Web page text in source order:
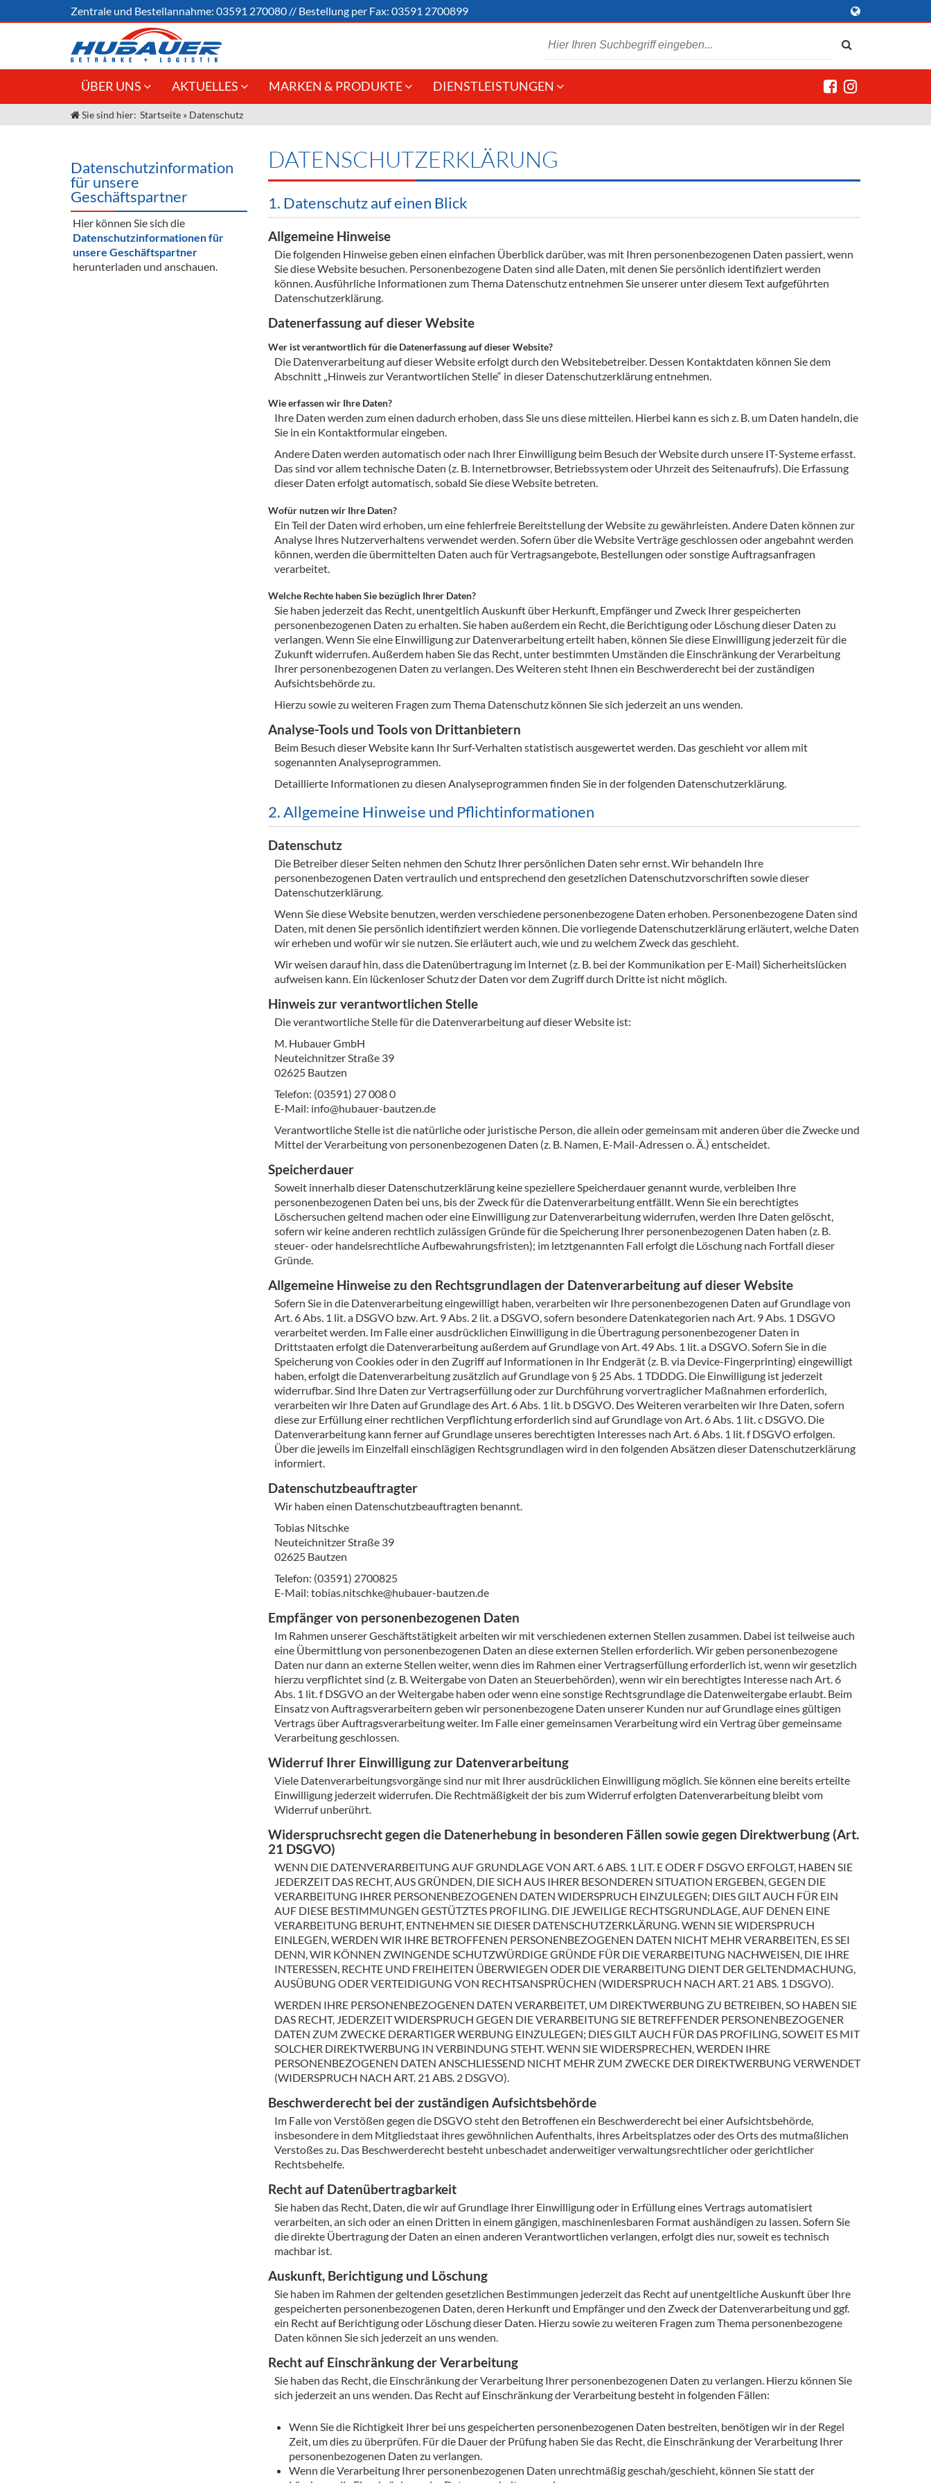
Zentrale und Bestellannahme: 03591 270080 // Bestellung per Fax: 03591 2700899
ÜBER UNS
Jobs
Unser Team
Kontakt
AKTUELLES
Angebote Gastronomie &
Innovation - Die Neue Art des
Bierzapfens "DroughtMaster"
Neuigkeiten
Termine
MARKEN & PRODUKTE
Spirituosen
Bier
Fassbier + Zubehör
Alkoholfreie Getränke
Öle & Küchenartikel
Kaffee
Barzubehör
Equipment
Verpackung
Hygieneartikel & Desinfektion
DIENSTLEISTUNGEN
Fremddienstleistungen
Sie sind hier: Startseite » Datenschutz
DATENSCHUTZERKLÄRUNG
1. Datenschutz auf einen Blick
Allgemeine Hinweise
Die folgenden Hinweise geben einen einfachen Überblick darüber, was mit Ihren personenbezogenen Daten passiert, wenn
Sie diese Website besuchen. Personenbezogene Daten sind alle Daten, mit denen Sie persönlich identifiziert werden
können. Ausführliche Informationen zum Thema Datenschutz entnehmen Sie unserer unter diesem Text aufgeführten
Datenschutzerklärung.
Datenerfassung auf dieser Website
Wer ist verantwortlich für die Datenerfassung auf dieser Website?
Die Datenverarbeitung auf dieser Website erfolgt durch den Websitebetreiber. Dessen Kontaktdaten können Sie dem
Abschnitt „Hinweis zur Verantwortlichen Stelle“ in dieser Datenschutzerklärung entnehmen.
Wie erfassen wir Ihre Daten?
Ihre Daten werden zum einen dadurch erhoben, dass Sie uns diese mitteilen. Hierbei kann es sich z. B. um Daten handeln, die
Sie in ein Kontaktformular eingeben.
Andere Daten werden automatisch oder nach Ihrer Einwilligung beim Besuch der Website durch unsere IT-Systeme erfasst.
Das sind vor allem technische Daten (z. B. Internetbrowser, Betriebssystem oder Uhrzeit des Seitenaufrufs). Die Erfassung
dieser Daten erfolgt automatisch, sobald Sie diese Website betreten.
Wofür nutzen wir Ihre Daten?
Ein Teil der Daten wird erhoben, um eine fehlerfreie Bereitstellung der Website zu gewährleisten. Andere Daten können zur
Analyse Ihres Nutzerverhaltens verwendet werden. Sofern über die Website Verträge geschlossen oder angebahnt werden
können, werden die übermittelten Daten auch für Vertragsangebote, Bestellungen oder sonstige Auftragsanfragen
verarbeitet.
Welche Rechte haben Sie bezüglich Ihrer Daten?
Sie haben jederzeit das Recht, unentgeltlich Auskunft über Herkunft, Empfänger und Zweck Ihrer gespeicherten
personenbezogenen Daten zu erhalten. Sie haben außerdem ein Recht, die Berichtigung oder Löschung dieser Daten zu
verlangen. Wenn Sie eine Einwilligung zur Datenverarbeitung erteilt haben, können Sie diese Einwilligung jederzeit für die
Zukunft widerrufen. Außerdem haben Sie das Recht, unter bestimmten Umständen die Einschränkung der Verarbeitung
Ihrer personenbezogenen Daten zu verlangen. Des Weiteren steht Ihnen ein Beschwerderecht bei der zuständigen
Aufsichtsbehörde zu.
Hierzu sowie zu weiteren Fragen zum Thema Datenschutz können Sie sich jederzeit an uns wenden.
Analyse-Tools und Tools von Dritt­anbietern
Beim Besuch dieser Website kann Ihr Surf-Verhalten statistisch ausgewertet werden. Das geschieht vor allem mit
sogenannten Analyseprogrammen.
Detaillierte Informationen zu diesen Analyseprogrammen finden Sie in der folgenden Datenschutzerklärung.
2. Allgemeine Hinweise und Pflicht­informationen
Datenschutz
Die Betreiber dieser Seiten nehmen den Schutz Ihrer persönlichen Daten sehr ernst. Wir behandeln Ihre
personenbezogenen Daten vertraulich und entsprechend den gesetzlichen Datenschutzvorschriften sowie dieser
Datenschutzerklärung.
Wenn Sie diese Website benutzen, werden verschiedene personenbezogene Daten erhoben. Personenbezogene Daten sind
Daten, mit denen Sie persönlich identifiziert werden können. Die vorliegende Datenschutzerklärung erläutert, welche Daten
wir erheben und wofür wir sie nutzen. Sie erläutert auch, wie und zu welchem Zweck das geschieht.
Wir weisen darauf hin, dass die Datenübertragung im Internet (z. B. bei der Kommunikation per E-Mail) Sicherheitslücken
aufweisen kann. Ein lückenloser Schutz der Daten vor dem Zugriff durch Dritte ist nicht möglich.
Hinweis zur verantwortlichen Stelle
Die verantwortliche Stelle für die Datenverarbeitung auf dieser Website ist:
M. Hubauer GmbH
Neuteichnitzer Straße 39
02625 Bautzen
Telefon: (03591) 27 008 0
E-Mail: info@hubauer-bautzen.de
Verantwortliche Stelle ist die natürliche oder juristische Person, die allein oder gemeinsam mit anderen über die Zwecke und
Mittel der Verarbeitung von personenbezogenen Daten (z. B. Namen, E-Mail-Adressen o. Ä.) entscheidet.
Speicherdauer
Soweit innerhalb dieser Datenschutzerklärung keine speziellere Speicherdauer genannt wurde, verbleiben Ihre
personenbezogenen Daten bei uns, bis der Zweck für die Datenverarbeitung entfällt. Wenn Sie ein berechtigtes
Löschersuchen geltend machen oder eine Einwilligung zur Datenverarbeitung widerrufen, werden Ihre Daten gelöscht,
sofern wir keine anderen rechtlich zulässigen Gründe für die Speicherung Ihrer personenbezogenen Daten haben (z. B.
steuer- oder handelsrechtliche Aufbewahrungsfristen); im letztgenannten Fall erfolgt die Löschung nach Fortfall dieser
Gründe.
Allgemeine Hinweise zu den Rechtsgrundlagen der Datenverarbeitung auf dieser Website
Sofern Sie in die Datenverarbeitung eingewilligt haben, verarbeiten wir Ihre personenbezogenen Daten auf Grundlage von
Art. 6 Abs. 1 lit. a DSGVO bzw. Art. 9 Abs. 2 lit. a DSGVO, sofern besondere Datenkategorien nach Art. 9 Abs. 1 DSGVO
verarbeitet werden. Im Falle einer ausdrücklichen Einwilligung in die Übertragung personenbezogener Daten in
Drittstaaten erfolgt die Datenverarbeitung außerdem auf Grundlage von Art. 49 Abs. 1 lit. a DSGVO. Sofern Sie in die
Speicherung von Cookies oder in den Zugriff auf Informationen in Ihr Endgerät (z. B. via Device-Fingerprinting) eingewilligt
haben, erfolgt die Datenverarbeitung zusätzlich auf Grundlage von § 25 Abs. 1 TDDDG. Die Einwilligung ist jederzeit
widerrufbar. Sind Ihre Daten zur Vertragserfüllung oder zur Durchführung vorvertraglicher Maßnahmen erforderlich,
verarbeiten wir Ihre Daten auf Grundlage des Art. 6 Abs. 1 lit. b DSGVO. Des Weiteren verarbeiten wir Ihre Daten, sofern
diese zur Erfüllung einer rechtlichen Verpflichtung erforderlich sind auf Grundlage von Art. 6 Abs. 1 lit. c DSGVO. Die
Datenverarbeitung kann ferner auf Grundlage unseres berechtigten Interesses nach Art. 6 Abs. 1 lit. f DSGVO erfolgen.
Über die jeweils im Einzelfall einschlägigen Rechtsgrundlagen wird in den folgenden Absätzen dieser Datenschutzerklärung
informiert.
Datenschutz­beauftragter
Wir haben einen Datenschutzbeauftragten benannt.
Tobias Nitschke
Neuteichnitzer Straße 39
02625 Bautzen
Telefon: (03591) 2700825
E-Mail: tobias.nitschke@hubauer-bautzen.de
Empfänger von personenbezogenen Daten
Im Rahmen unserer Geschäftstätigkeit arbeiten wir mit verschiedenen externen Stellen zusammen. Dabei ist teilweise auch
eine Übermittlung von personenbezogenen Daten an diese externen Stellen erforderlich. Wir geben personenbezogene
Daten nur dann an externe Stellen weiter, wenn dies im Rahmen einer Vertragserfüllung erforderlich ist, wenn wir gesetzlich
hierzu verpflichtet sind (z. B. Weitergabe von Daten an Steuerbehörden), wenn wir ein berechtigtes Interesse nach Art. 6
Abs. 1 lit. f DSGVO an der Weitergabe haben oder wenn eine sonstige Rechtsgrundlage die Datenweitergabe erlaubt. Beim
Einsatz von Auftragsverarbeitern geben wir personenbezogene Daten unserer Kunden nur auf Grundlage eines gültigen
Vertrags über Auftragsverarbeitung weiter. Im Falle einer gemeinsamen Verarbeitung wird ein Vertrag über gemeinsame
Verarbeitung geschlossen.
Widerruf Ihrer Einwilligung zur Datenverarbeitung
Viele Datenverarbeitungsvorgänge sind nur mit Ihrer ausdrücklichen Einwilligung möglich. Sie können eine bereits erteilte
Einwilligung jederzeit widerrufen. Die Rechtmäßigkeit der bis zum Widerruf erfolgten Datenverarbeitung bleibt vom
Widerruf unberührt.
Widerspruchsrecht gegen die Datenerhebung in besonderen Fällen sowie gegen Direktwerbung (Art.
21 DSGVO)
WENN DIE DATENVERARBEITUNG AUF GRUNDLAGE VON ART. 6 ABS. 1 LIT. E ODER F DSGVO ERFOLGT, HABEN SIE
JEDERZEIT DAS RECHT, AUS GRÜNDEN, DIE SICH AUS IHRER BESONDEREN SITUATION ERGEBEN, GEGEN DIE
VERARBEITUNG IHRER PERSONENBEZOGENEN DATEN WIDERSPRUCH EINZULEGEN; DIES GILT AUCH FÜR EIN
AUF DIESE BESTIMMUNGEN GESTÜTZTES PROFILING. DIE JEWEILIGE RECHTSGRUNDLAGE, AUF DENEN EINE
VERARBEITUNG BERUHT, ENTNEHMEN SIE DIESER DATENSCHUTZERKLÄRUNG. WENN SIE WIDERSPRUCH
EINLEGEN, WERDEN WIR IHRE BETROFFENEN PERSONENBEZOGENEN DATEN NICHT MEHR VERARBEITEN, ES SEI
DENN, WIR KÖNNEN ZWINGENDE SCHUTZWÜRDIGE GRÜNDE FÜR DIE VERARBEITUNG NACHWEISEN, DIE IHRE
INTERESSEN, RECHTE UND FREIHEITEN ÜBERWIEGEN ODER DIE VERARBEITUNG DIENT DER GELTENDMACHUNG,
AUSÜBUNG ODER VERTEIDIGUNG VON RECHTSANSPRÜCHEN (WIDERSPRUCH NACH ART. 21 ABS. 1 DSGVO).
WERDEN IHRE PERSONENBEZOGENEN DATEN VERARBEITET, UM DIREKTWERBUNG ZU BETREIBEN, SO HABEN SIE
DAS RECHT, JEDERZEIT WIDERSPRUCH GEGEN DIE VERARBEITUNG SIE BETREFFENDER PERSONENBEZOGENER
DATEN ZUM ZWECKE DERARTIGER WERBUNG EINZULEGEN; DIES GILT AUCH FÜR DAS PROFILING, SOWEIT ES MIT
SOLCHER DIREKTWERBUNG IN VERBINDUNG STEHT. WENN SIE WIDERSPRECHEN, WERDEN IHRE
PERSONENBEZOGENEN DATEN ANSCHLIESSEND NICHT MEHR ZUM ZWECKE DER DIREKTWERBUNG VERWENDET
(WIDERSPRUCH NACH ART. 21 ABS. 2 DSGVO).
Beschwerde­recht bei der zuständigen Aufsichts­behörde
Im Falle von Verstößen gegen die DSGVO steht den Betroffenen ein Beschwerderecht bei einer Aufsichtsbehörde,
insbesondere in dem Mitgliedstaat ihres gewöhnlichen Aufenthalts, ihres Arbeitsplatzes oder des Orts des mutmaßlichen
Verstoßes zu. Das Beschwerderecht besteht unbeschadet anderweitiger verwaltungsrechtlicher oder gerichtlicher
Rechtsbehelfe.
Recht auf Daten­übertrag­barkeit
Sie haben das Recht, Daten, die wir auf Grundlage Ihrer Einwilligung oder in Erfüllung eines Vertrags automatisiert
verarbeiten, an sich oder an einen Dritten in einem gängigen, maschinenlesbaren Format aushändigen zu lassen. Sofern Sie
die direkte Übertragung der Daten an einen anderen Verantwortlichen verlangen, erfolgt dies nur, soweit es technisch
machbar ist.
Auskunft, Berichtigung und Löschung
Sie haben im Rahmen der geltenden gesetzlichen Bestimmungen jederzeit das Recht auf unentgeltliche Auskunft über Ihre
gespeicherten personenbezogenen Daten, deren Herkunft und Empfänger und den Zweck der Datenverarbeitung und ggf.
ein Recht auf Berichtigung oder Löschung dieser Daten. Hierzu sowie zu weiteren Fragen zum Thema personenbezogene
Daten können Sie sich jederzeit an uns wenden.
Recht auf Einschränkung der Verarbeitung
Sie haben das Recht, die Einschränkung der Verarbeitung Ihrer personenbezogenen Daten zu verlangen. Hierzu können Sie
sich jederzeit an uns wenden. Das Recht auf Einschränkung der Verarbeitung besteht in folgenden Fällen:
Wenn Sie die Richtigkeit Ihrer bei uns gespeicherten personenbezogenen Daten bestreiten, benötigen wir in der Regel
Zeit, um dies zu überprüfen. Für die Dauer der Prüfung haben Sie das Recht, die Einschränkung der Verarbeitung Ihrer
personenbezogenen Daten zu verlangen.
Wenn die Verarbeitung Ihrer personenbezogenen Daten unrechtmäßig geschah/geschieht, können Sie statt der
Datenschutzinformation
für unsere
Geschäftspartner
Hier können Sie sich die
Datenschutzinformationen für
unsere Geschäftspartner
herunterladen und anschauen.